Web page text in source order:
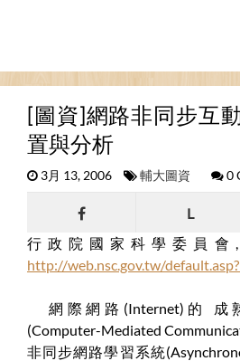
[圖資]網路非同步互
置與分析
3月 13, 2006 輔大圖資 0
L
行政院國家科學委員會
http://web.nsc.gov.tw/
網際網路 (Internet) 的 成
(Computer-Mediated
非同步網路學習系統